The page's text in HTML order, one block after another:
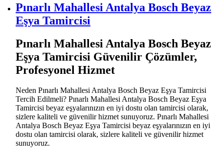
Pınarlı Mahallesi Antalya Bosch Beyaz
Eşya Tamircisi
Pınarlı Mahallesi Antalya Bosch Beyaz
Eşya Tamircisi Güvenilir Çözümler,
Profesyonel Hizmet
Neden Pınarlı Mahallesi Antalya Bosch Beyaz Eşya Tamircisi
Tercih Edilmeli? Pınarlı Mahallesi Antalya Bosch Beyaz Eşya
Tamircisi beyaz eşyalarınızın en iyi dostu olan tamircisi olarak,
sizlere kaliteli ve güvenilir hizmet sunuyoruz. Pınarlı Mahallesi
Antalya Bosch Beyaz Eşya Tamircisi beyaz eşyalarınızın en iyi
dostu olan tamircisi olarak, sizlere kaliteli ve güvenilir hizmet
sunuyoruz.